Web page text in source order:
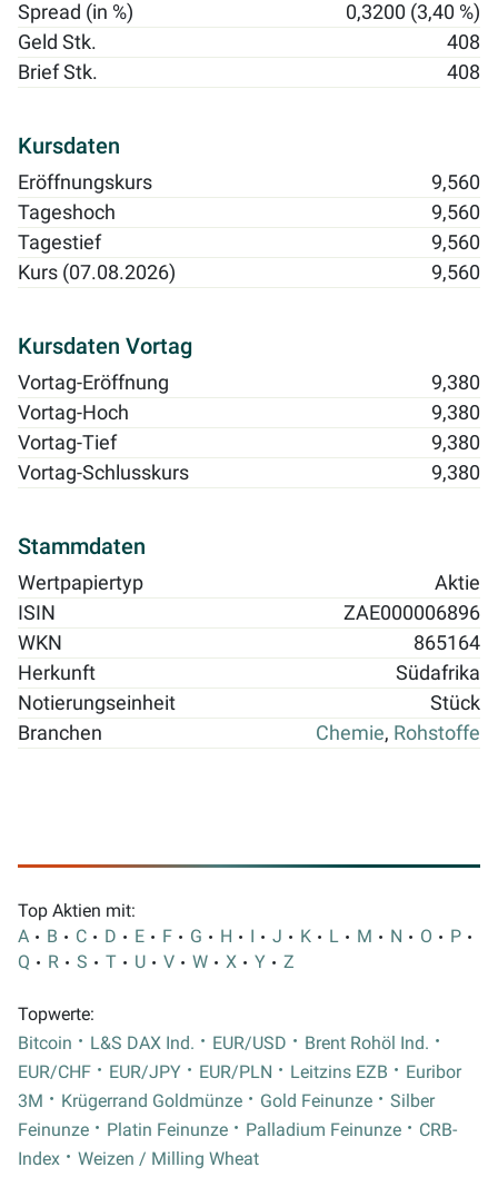
Spread (in %)
0,3200 (3,40 %)
Geld Stk.
408
Brief Stk.
408
Kursdaten
Eröffnungskurs
9,560
Tageshoch
9,560
Tagestief
9,560
Kurs (07.08.2026)
9,560
Kursdaten Vortag
Vortag-Eröffnung
9,380
Vortag-Hoch
9,380
Vortag-Tief
9,380
Vortag-Schlusskurs
9,380
Stammdaten
Wertpapiertyp
Aktie
ISIN
ZAE000006896
WKN
865164
Herkunft
Südafrika
Notierungseinheit
Stück
Branchen
Chemie, Rohstoffe
Top Aktien mit:
A
B C D E F G H I J K L M N O
P
Q
R S T U V W X Y Z
Topwerte:
Bitcoin
L&S DAX Ind. EUR/USD
Brent Rohöl Ind.
EUR/CHF
EUR/JPY EUR/PLN Leitzins EZB
Euribor
3M
Krügerrand Goldmünze Gold Feinunze
Silber
Feinunze
Platin Feinunze Palladium Feinunze
CRB-
Index
Weizen / Milling Wheat